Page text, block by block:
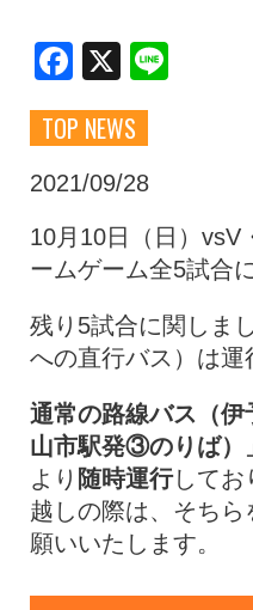
スクール
トップチーム
スポンサー
特設ページ
Facebook
X
TOP NEWS
2021/09/28
10月10日（日）vsV
ームゲーム全5試合
残り5試合に関しま
への直行バス）は運
通常の路線バス（
山市駅発③のりば）
より 随時運行してお
越しの際は、そち
願いいたします。